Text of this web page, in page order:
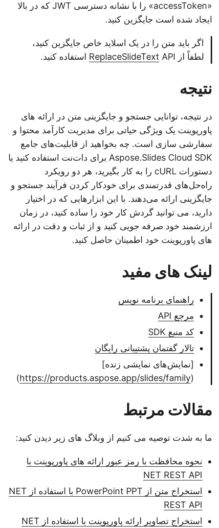
«accessToken» را با نشانه دسترسی JWT که در بالا
ایجاد شده است جایگزین کنید.
اگر باید متن را در یک اسلاید خاص جایگزین کنید،
لطفاً از
ReplaceSlideTextAPI استفاده کنید.
نتیجه
در نتیجه، توانایی جستجو و جایگزینی متن در ارائه های
پاورپوینت یک ویژگی حیاتی برای مدیریت کارآمد محتوا و
سفارشی سازی است. چه بخواهید از قابلیت‌های جامع
Aspose.Slides Cloud SDK برای دات‌نت استفاده کنید یا
دستورات cURL را به کار بگیرید، هر دو رویکرد
راه‌حل‌های قدرتمندی برای خودکار کردن فرآیند جستجو و
جایگزینی ارائه می‌دهند. با این ابزارهایی که در اختیار
دارید، می توانید گردش کار خود را ساده کنید، در زمان
ارزشمند خود صرفه جویی کنید و از ثبات و دقت در ارائه
های پاورپوینت خود اطمینان حاصل کنید.
لینک های مفید
راهنمای برنامه نویس
مرجع API
کد منبع SDK
تالار گفتمان پشتیبانی رایگان
[نمایش‌های نمایشی زنده]
https://products.aspose.app/slides/family
)
مقالات مرتبط
ما به شدت توصیه می کنیم از وبلاگ های زیر دیدن کنید:
نحوه محافظت با رمز عبور ارائه های پاورپوینت با
NET REST API
استخراج متن از PowerPoint PPT با استفاده از NET
REST API
استخراج تصاویر ارائه پاورپوینت با استفاده از NET